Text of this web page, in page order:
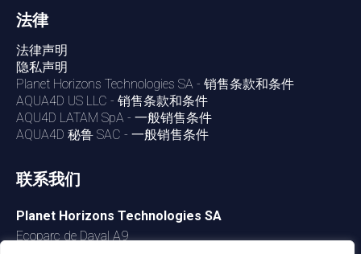
法律
法律声明
隐私声明
Planet Horizons Technologies SA - 销售条款和条件
AQUA4D US LLC - 销售条款和条件
AQU4D LATAM SpA - 一般销售条件
AQUA4D 秘鲁 SAC - 一般销售条件
联系我们
Planet Horizons Technologies SA
Ecoparc de Daval A9